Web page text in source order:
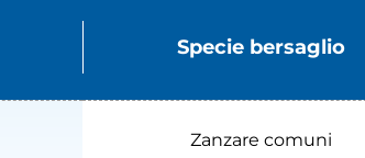
Specie bersaglio
Zanzare comuni